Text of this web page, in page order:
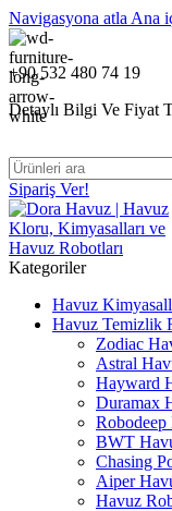
Navigasyona atla Ana
+90 532 480 74 19
Detaylı Bilgi Ve Fiyat
Sipariş Ver!
Kategoriler
Havuz
Havuz Temizlik
Zodiac
Astral
Hayward
Duramax
BWT
Chasing
Aiper
Havuz